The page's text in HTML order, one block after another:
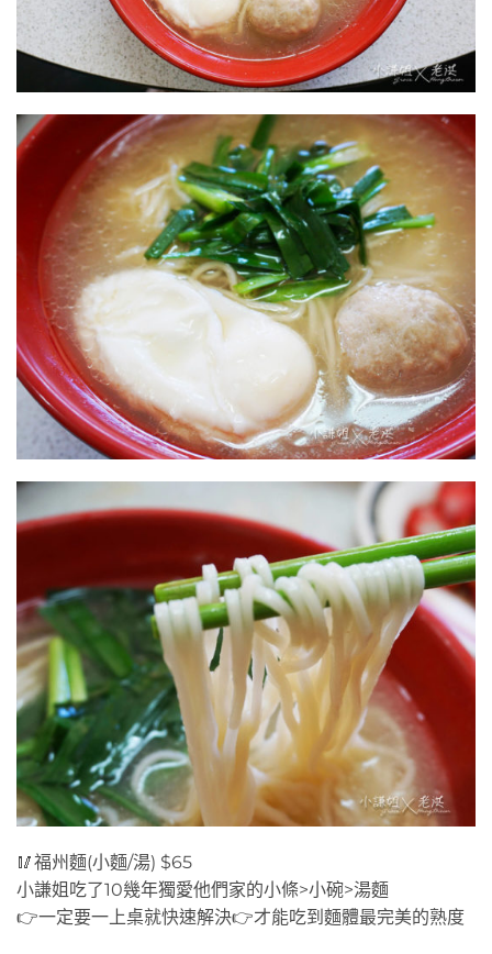
🥢福州麵(小麵/湯) $65
小謙姐吃了10幾年獨愛他們家的小條>小碗>湯麵
👉一定要一上桌就快速解決👉才能吃到麵體最完美的熟度